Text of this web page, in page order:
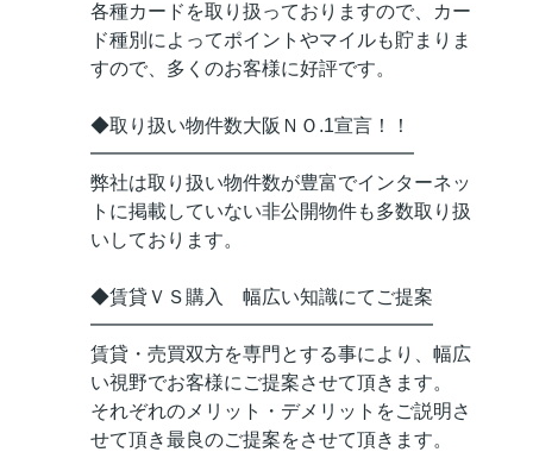
各種カードを取り扱っておりますので、カー
ド種別によってポイントやマイルも貯まりま
すので、多くのお客様に好評です。
◆取り扱い物件数大阪ＮＯ.1宣言！！
━━━━━━━━━━━━━━━━━
弊社は取り扱い物件数が豊富でインターネッ
トに掲載していない非公開物件も多数取り扱
いしております。
◆賃貸ＶＳ購入 幅広い知識にてご提案
━━━━━━━━━━━━━━━━━━
賃貸・売買双方を専門とする事により、幅広
い視野でお客様にご提案させて頂きます。
それぞれのメリット・デメリットをご説明さ
せて頂き最良のご提案をさせて頂きます。